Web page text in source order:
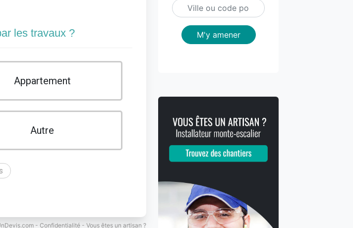
les travaux ?
Appartement
Autre
- Confidentialité - Vous êtes un artisan ?
M'y amener